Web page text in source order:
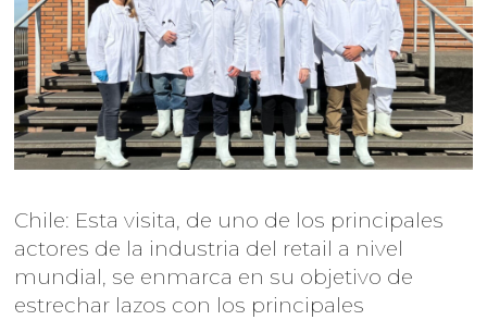
Chile: Esta visita, de uno de los principales
actores de la industria del retail a nivel
mundial, se enmarca en su objetivo de
estrechar lazos con los principales